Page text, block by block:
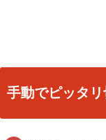
手動でピッタ